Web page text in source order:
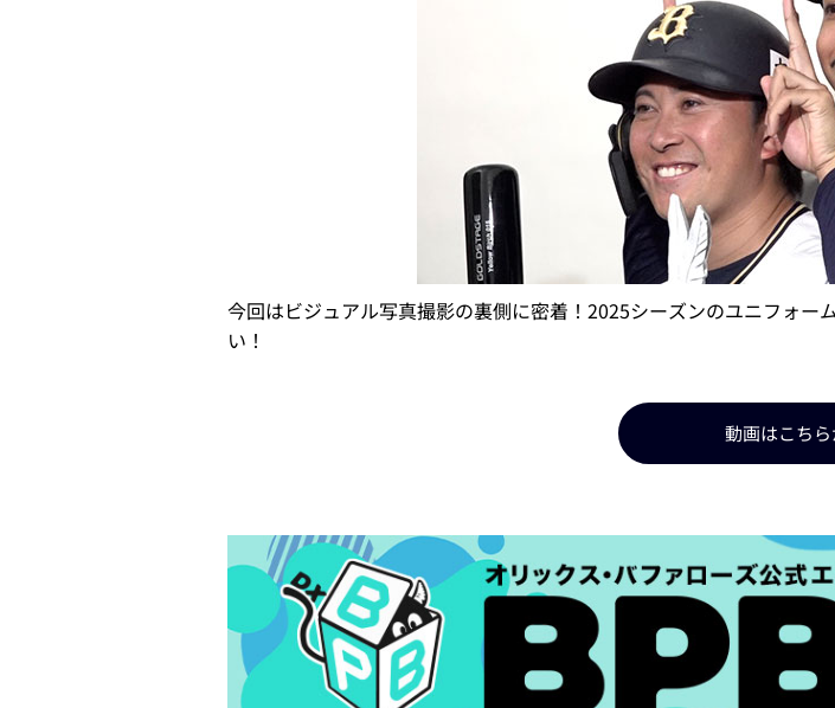
今回はビジュアル写真撮影の裏側に密着！2025シーズンのユニフォ
い！
動画はこちら